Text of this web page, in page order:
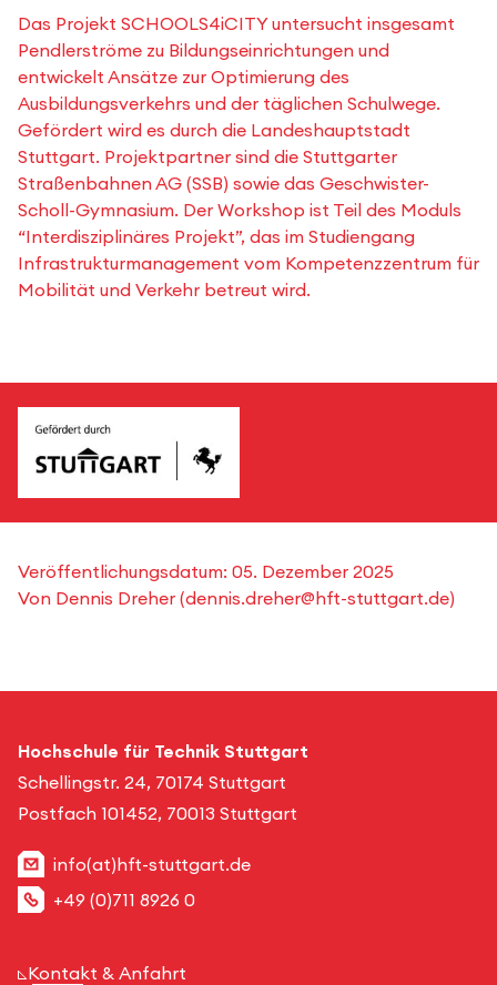
Das Projekt SCHOOLS4iCITY untersucht insgesamt
Pendlerströme zu Bildungseinrichtungen und
entwickelt Ansätze zur Optimierung des
Ausbildungsverkehrs und der täglichen Schulwege.
Gefördert wird es durch die Landeshauptstadt
Stuttgart. Projektpartner sind die Stuttgarter
Straßenbahnen AG (SSB) sowie das Geschwister-
Scholl-Gymnasium. Der Workshop ist Teil des Moduls
“Interdisziplinäres Projekt”, das im Studiengang
Infrastrukturmanagement vom Kompetenzzentrum für
Mobilität und Verkehr betreut wird.
Veröffentlichungsdatum: 05. Dezember 2025
Von Dennis Dreher (dennis.dreher@hft-stuttgart.de)
Hochschule für Technik Stuttgart
Schellingstr. 24, 70174 Stuttgart
Postfach 101452, 70013 Stuttgart
info(at)hft-stuttgart.de
+49 (0)711 8926 0
Kontakt & Anfahrt